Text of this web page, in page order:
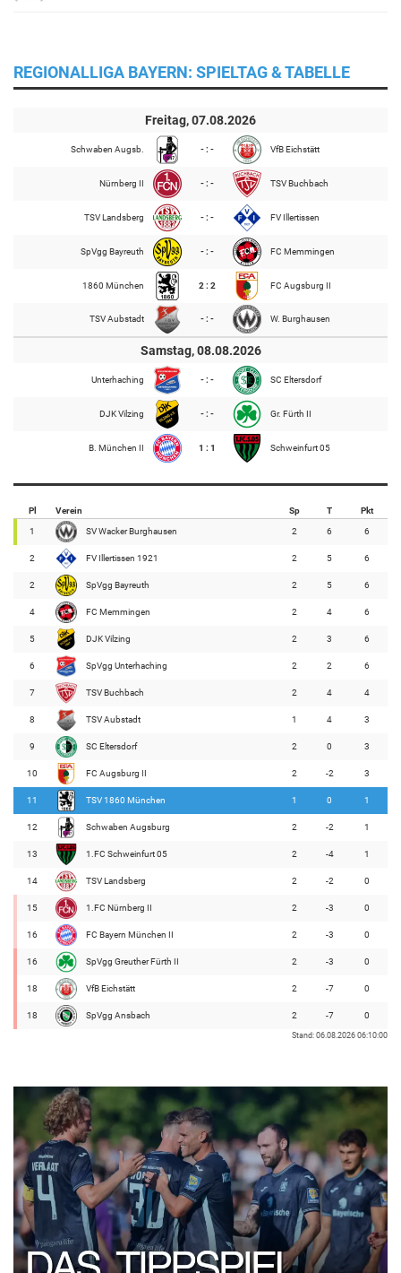
REGIONALLIGA BAYERN: SPIELTAG & TABELLE
Freitag, 07.08.2026
Schwaben Augsb. - : - VfB Eichstätt
Nürnberg II - : - TSV Buchbach
TSV Landsberg - : - FV Illertissen
SpVgg Bayreuth - : - FC Memmingen
1860 München 2 : 2 FC Augsburg II
TSV Aubstadt - : - W. Burghausen
Samstag, 08.08.2026
Unterhaching - : - SC Eltersdorf
DJK Vilzing - : - Gr. Fürth II
B. München II 1 : 1 Schweinfurt 05
Pl Verein Sp T Pkt
1 SV Wacker Burghausen 2 6 6
2 FV Illertissen 1921 2 5 6
2 SpVgg Bayreuth 2 5 6
4 FC Memmingen 2 4 6
5 DJK Vilzing 2 3 6
6 SpVgg Unterhaching 2 2 6
7 TSV Buchbach 2 4 4
8 TSV Aubstadt 1 4 3
9 SC Eltersdorf 2 0 3
10 FC Augsburg II 2 -2 3
11 TSV 1860 München 1 0 1
12 Schwaben Augsburg 2 -2 1
13 1.FC Schweinfurt 05 2 -4 1
14 TSV Landsberg 2 -2 0
15 1.FC Nürnberg II 2 -3 0
16 FC Bayern München II 2 -3 0
16 SpVgg Greuther Fürth II 2 -3 0
18 VfB Eichstätt 2 -7 0
18 SpVgg Ansbach 2 -7 0
Stand: 06.08.2026 06:10:00